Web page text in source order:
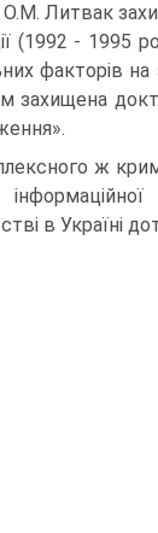
Литвак
(1992 - 1995
факторів
захищена
ж
в Україні